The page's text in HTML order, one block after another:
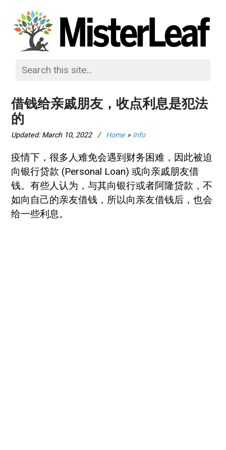
借钱给亲戚朋友，收点利息是犯法
的
Updated: March 10, 2022 / Home» Info
疫情下，很多人难免会遇到财务困难，因此被迫
向银行贷款 (Personal Loan) 或向亲戚朋友借
钱。有些人认为，与其向银行或者阿隆贷款，不
如向自己的亲友借钱，所以向亲友借钱后，也会
给一些利息。